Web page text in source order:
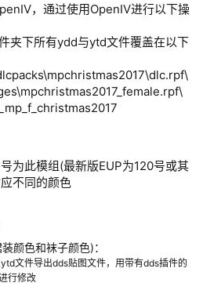
，通过使用OpenIV进行以下操
夹下所有ydd与ytd文件覆盖在以下
为此模组(最新版EUP为120号或其
不同的颜色
颜色和袜子颜色)：
文件导出dds贴图文件，用带有dds插件的
行修改